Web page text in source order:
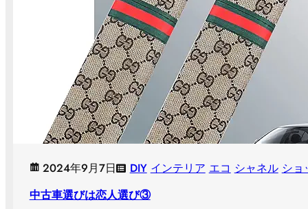
2024年9月7日 DIY インテリア エコ シャネル ショ
中古車選びは恋人選び③